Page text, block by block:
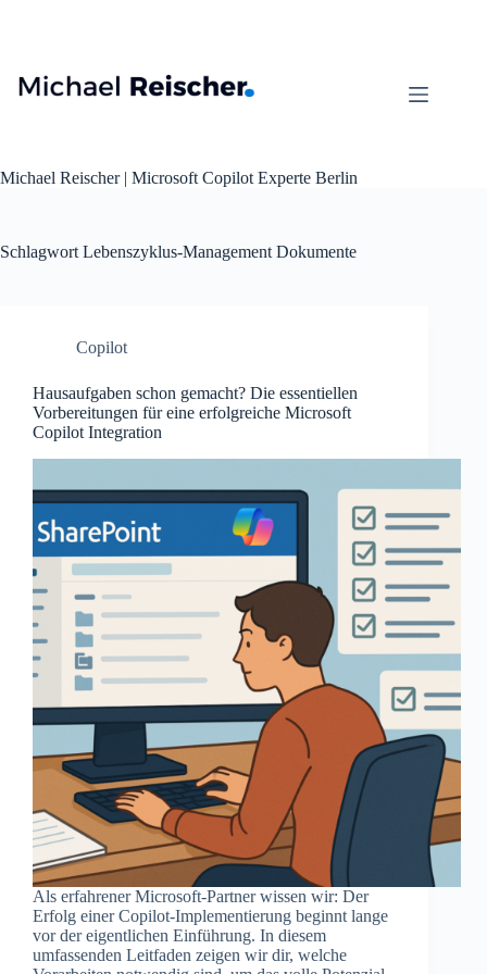
Michael Reischer | Microsoft Copilot Experte Berlin
Schlagwort Lebenszyklus-Management Dokumente
Copilot
Hausaufgaben schon gemacht? Die essentiellen
Vorbereitungen für eine erfolgreiche Microsoft
Copilot Integration
Als erfahrener Microsoft-Partner wissen wir: Der
Erfolg einer Copilot-Implementierung beginnt lange
vor der eigentlichen Einführung. In diesem
umfassenden Leitfaden zeigen wir dir, welche